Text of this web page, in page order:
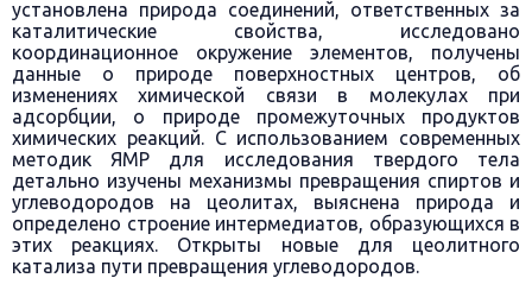
установлена природа соединений, ответственных за
каталитические свойства, исследовано
координационное окружение элементов, получены
данные о природе поверхностных центров, об
изменениях химической связи в молекулах при
адсорбции, о природе промежуточных продуктов
химических реакций. С использованием современных
методик ЯМР для исследования твердого тела
детально изучены механизмы превращения спиртов и
углеводородов на цеолитах, выяснена природа и
определено строение интермедиатов, образующихся в
этих реакциях. Открыты новые для цеолитного
катализа пути превращения углеводородов.